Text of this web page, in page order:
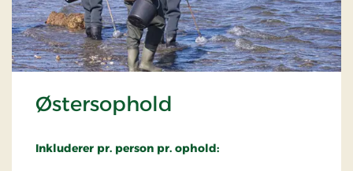
Østersophold
Inkluderer pr. person pr. ophold: